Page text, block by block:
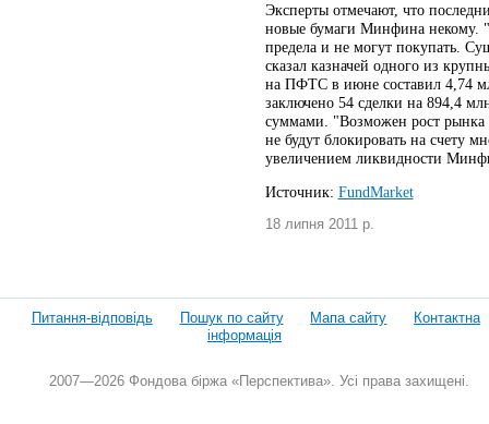
Эксперты отмечают, что
новые бумаги Минфина некому.
предела и не могут покупать.
сказал казначей одного из
на ПФТС в июне составил 4,74
заключено 54 сделки на 894,4
суммами. "Возможен рост рынка
не будут блокировать на счету
увеличением ликвидности
Источник: FundMarket
18 липня 2011 р.
Питання-відповідь Пошук по сайту Мапа сайту
Контактна
інформація
2007—2026 Фондова біржа «Перспектива». Усі права захищені.